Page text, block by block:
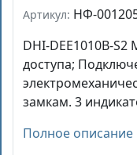
Артикул: НФ-
DHI-DEE1010B-
доступа;
замкам. 3
Полное описание